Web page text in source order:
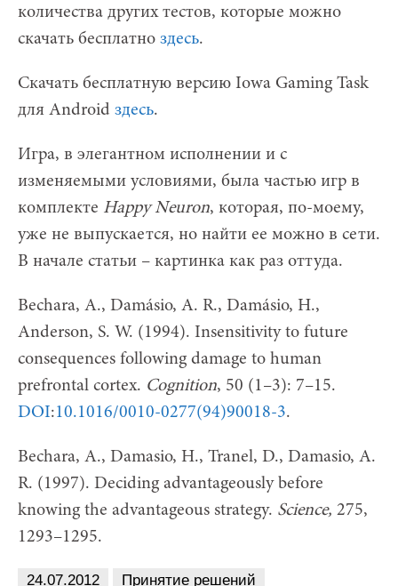
количества других тестов, которые можно
скачать бесплатно здесь.
Скачать бесплатную версию Iowa Gaming Task
для Android здесь.
Игра, в элегантном исполнении и с
изменяемыми условиями, была частью игр в
комплекте Happy Neuron, которая, по-моему,
уже не выпускается, но найти ее можно в сети.
В начале статьи – картинка как раз оттуда.
Bechara, A., Damásio, A. R., Damásio, H.,
Anderson, S. W. (1994). Insensitivity to future
consequences following damage to human
prefrontal cortex. Cognition, 50 (1–3): 7–15.
DOI:10.1016/0010-0277(94)90018-3.
Bechara, A., Damasio, H., Tranel, D., Damasio, A.
R. (1997). Deciding advantageously before
knowing the advantageous strategy. Science, 275,
1293–1295.
24.07.2012 Принятие решений